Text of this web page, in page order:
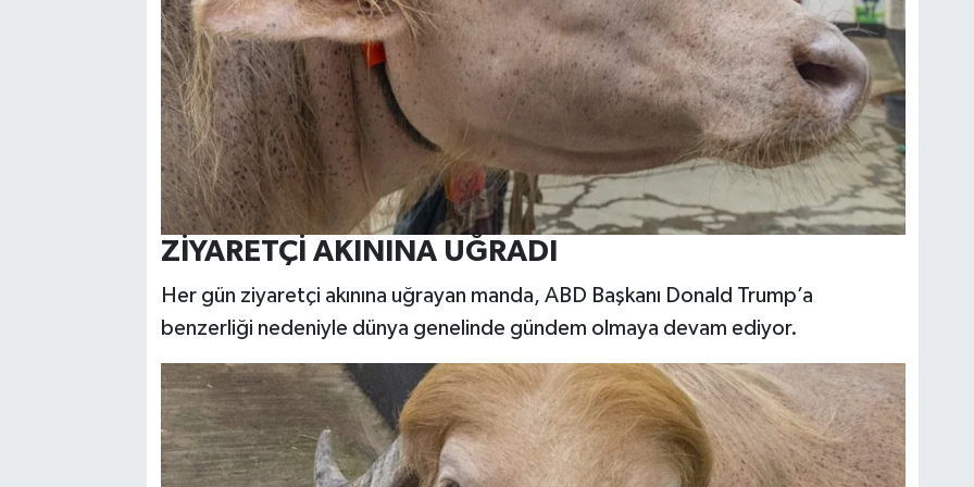
ZİYARETÇİ AKININA UĞRADI
Her gün ziyaretçi akınına uğrayan manda, ABD Başkanı Donald Trump’a
benzerliği nedeniyle dünya genelinde gündem olmaya devam ediyor.